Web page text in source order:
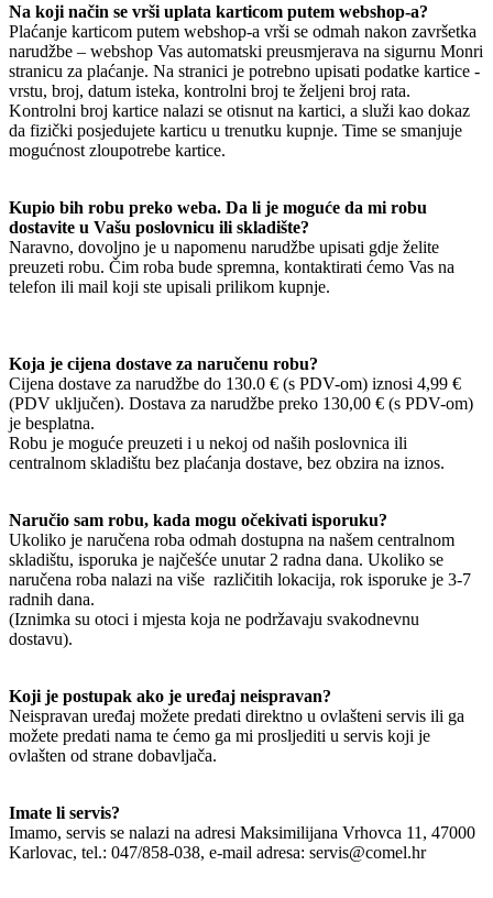
Na koji način se vrši uplata karticom putem webshop-a?
Plaćanje karticom putem webshop-a vrši se odmah nakon završetka
narudžbe – webshop Vas automatski preusmjerava na sigurnu Monri
stranicu za plaćanje. Na stranici je potrebno upisati podatke kartice -
vrstu, broj, datum isteka, kontrolni broj te željeni broj rata.
Kontrolni broj kartice nalazi se otisnut na kartici, a služi kao dokaz
da fizički posjedujete karticu u trenutku kupnje. Time se smanjuje
mogućnost zloupotrebe kartice.
Kupio bih robu preko weba. Da li je moguće da mi robu
dostavite u Vašu poslovnicu ili skladište?
Naravno, dovoljno je u napomenu narudžbe upisati gdje želite
preuzeti robu. Čim roba bude spremna, kontaktirati ćemo Vas na
telefon ili mail koji ste upisali prilikom kupnje.
Koja je cijena dostave za naručenu robu?
Cijena dostave za narudžbe do 130.0 € (s PDV-om) iznosi 4,99 €
(PDV uključen). Dostava za narudžbe preko 130,00 € (s PDV-om)
je besplatna.
Robu je moguće preuzeti i u nekoj od naših poslovnica ili
centralnom skladištu bez plaćanja dostave, bez obzira na iznos.
Naručio sam robu, kada mogu očekivati isporuku?
Ukoliko je naručena roba odmah dostupna na našem centralnom
skladištu, isporuka je najčešće unutar 2 radna dana. Ukoliko se
naručena roba nalazi na više različitih lokacija, rok isporuke je 3-7
radnih dana.
(Iznimka su otoci i mjesta koja ne podržavaju svakodnevnu
dostavu).
Koji je postupak ako je uređaj neispravan?
Neispravan uređaj možete predati direktno u ovlašteni servis ili ga
možete predati nama te ćemo ga mi prosljediti u servis koji je
ovlašten od strane dobavljača.
Imate li servis?
Imamo, servis se nalazi na adresi Maksimilijana Vrhovca 11, 47000
Karlovac, tel.: 047/858-038, e-mail adresa: servis@comel.hr